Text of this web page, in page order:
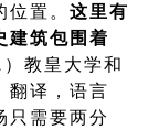
位置。 这里有
建筑包围着
教皇大学和
翻译，语言
只需要两分